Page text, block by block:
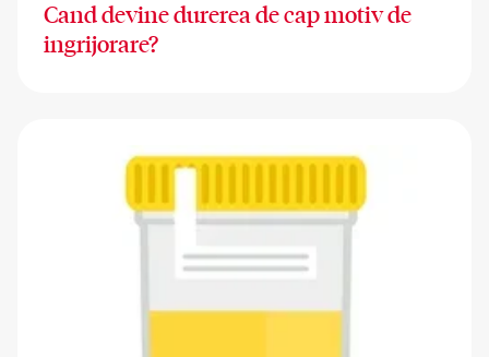
Cand devine durerea de cap motiv de
ingrijorare?